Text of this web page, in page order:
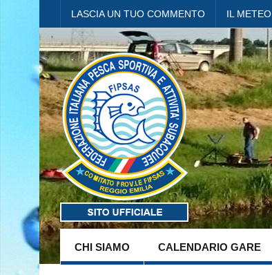
LASCIA UN TUO COMMENTO IL METEO
CHI SIAMO CALENDARIO GARE